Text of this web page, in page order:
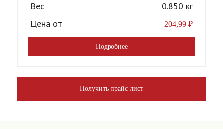
Вес
0.850 кг
Цена от
204,99 ₽
Подробнее
Получить прайс лист